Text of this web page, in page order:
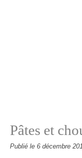
Pâtes et
Publié le 6 décembre